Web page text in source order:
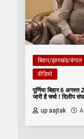
बिहार/झारखंड/बंगाल
वीडियो
पूर्णिया बिहार 6 अगस्त
जारी है चर्चा ! दिलीप
up aajtak